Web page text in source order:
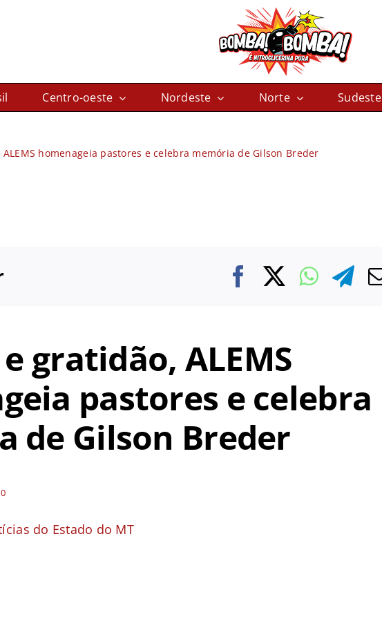
Centro-oeste Nordeste Norte Sudeste
homenageia pastores e celebra memória de Gilson Breder
gratidão, ALEMS
pastores e celebra
de Gilson Breder
do Estado do MT